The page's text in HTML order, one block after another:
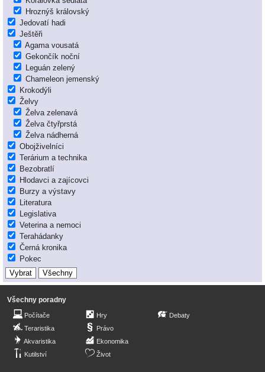
Hroznýš královský
Jedovatí hadi
Ještěři
Agama vousatá
Gekončík noční
Leguán zelený
Chameleon jemenský
Krokodýli
Želvy
Želva zelenavá
Želva čtyřprstá
Želva nádherná
Obojživelníci
Terárium a technika
Bezobratlí
Hlodavci a zajícovci
Burzy a výstavy
Literatura
Legislativa
Veterina a nemoci
Terahádanky
Černá kronika
Pokec
Všechny poradny
Počítače
Teraristika
Akvaristika
Kutilství
Hry
Právo
Ekonomika
Život
Debaty